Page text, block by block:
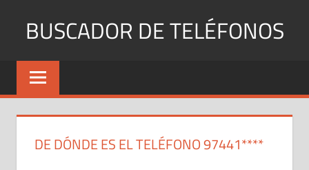
BUSCADOR DE TELÉFONOS
Identifica
Números
y
DE DÓNDE ES EL TELÉFONO 97441****